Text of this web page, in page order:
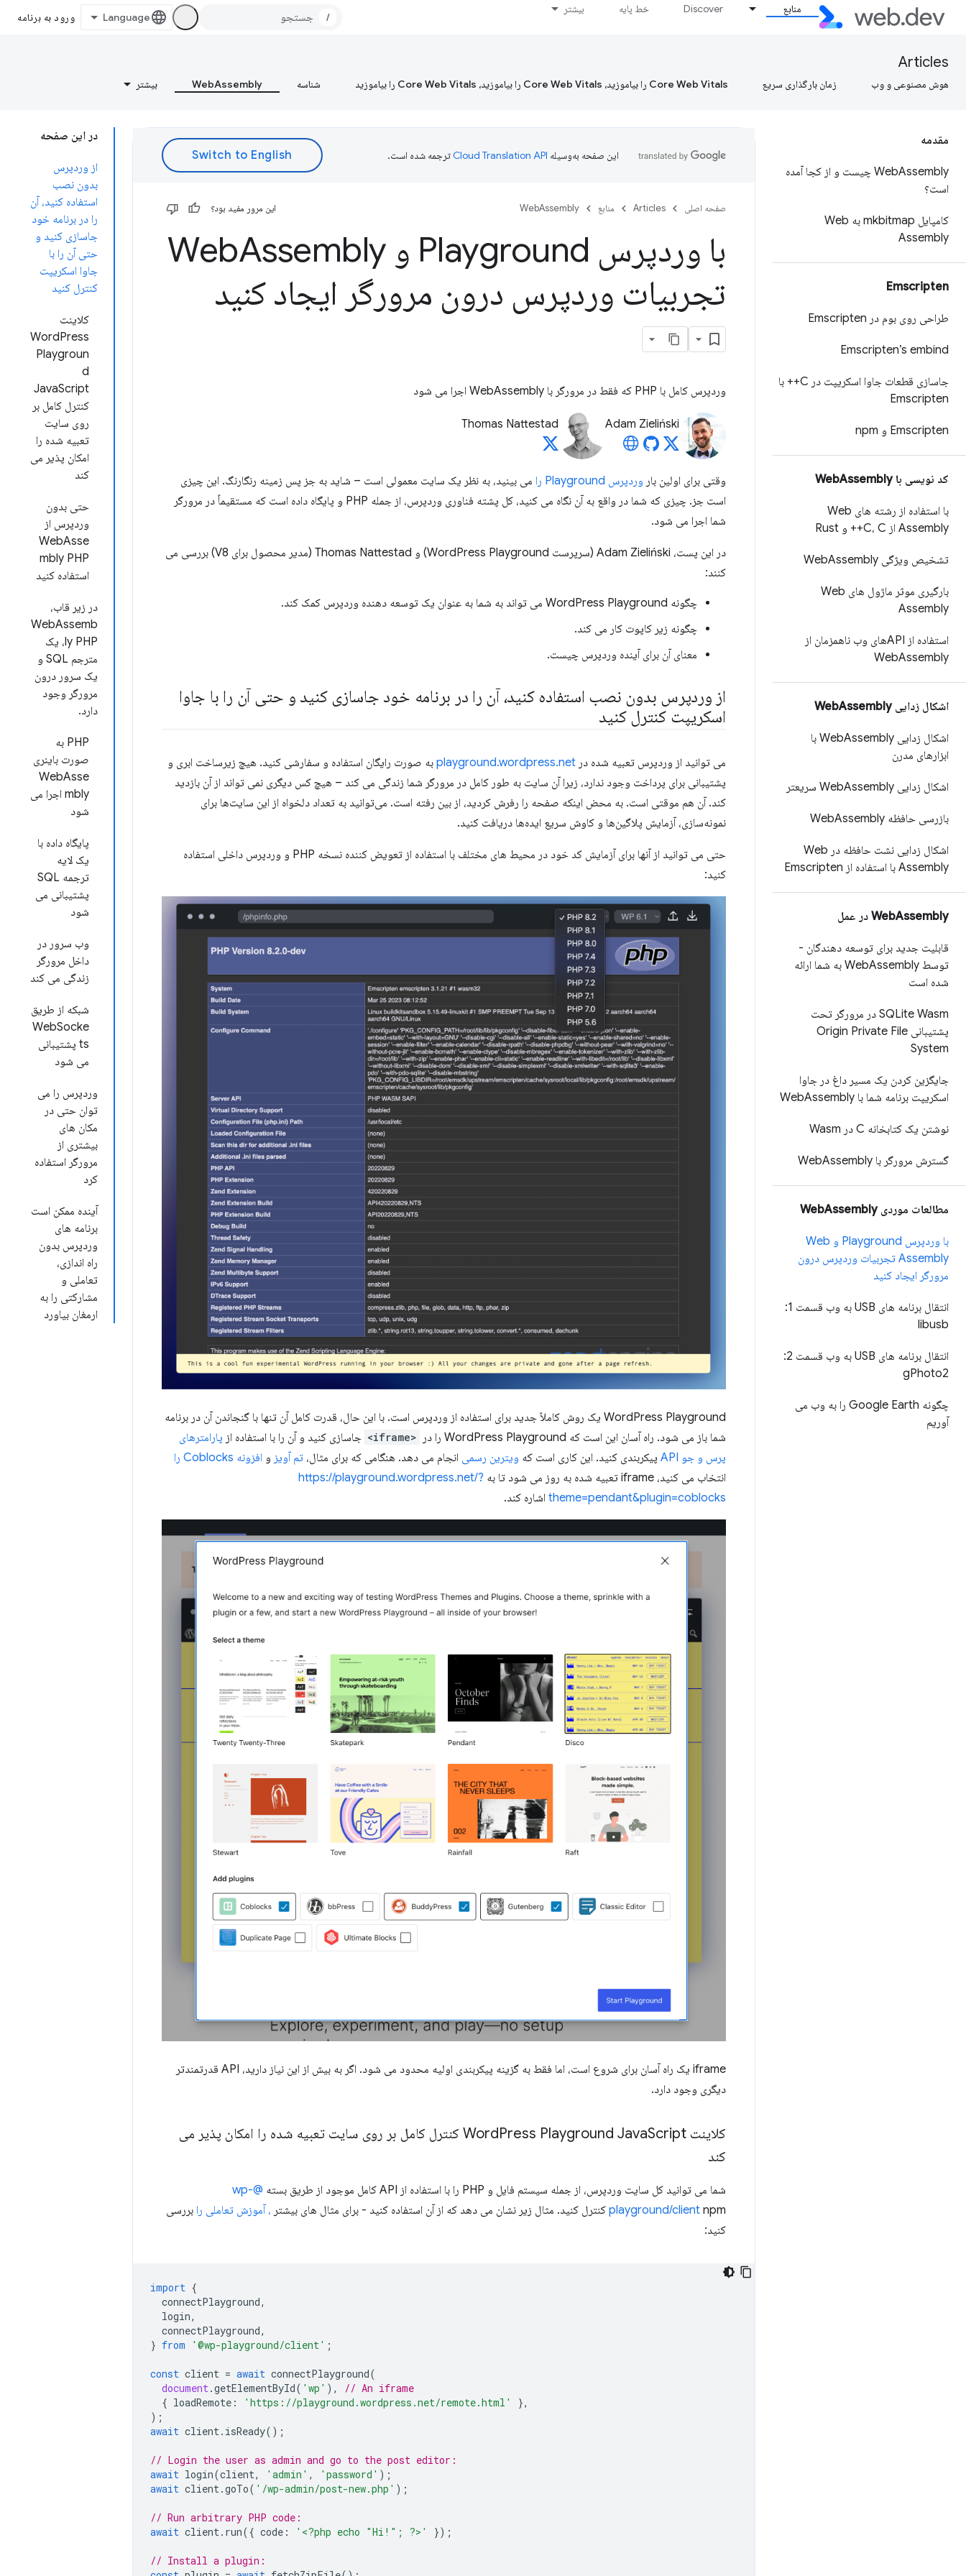
منابع Discover خط پایه بیشتر
/ ورود به برنامه
Articles
هوش مصنوعی و وب زمان بارگذاری سریع Core Web Vitals را بیاموزید، Core Web Vitals را بیاموزید، Core Web Vitals را بیاموزید شناسه WebAssembly بیشتر
مقدمه
Web Assembly چیست و از کجا آمده
است؟
کامپایل mkbitmap به Web
Assembly
Emscripten
طراحی روی بوم در Emscripten
Emscripten’s embind
جاسازی قطعات جاوا اسکریپت در C++ با
Emscripten
Emscripten و npm
کد نویسی با WebAssembly
با استفاده از رشته های Web
Assembly از C، C++ و Rust
تشخیص ویژگی Web Assembly
بارگیری موثر ماژول های Web
Assembly
استفاده از APIهای وب ناهمزمان از
WebAssembly
اشکال زدایی WebAssembly
اشکال زدایی Web
Assembly با
ابزارهای مدرن
اشکال زدایی Web Assembly سریعتر
بازرسی حافظه Web Assembly
اشکال زدایی نشت حافظه در Web
Assembly با استفاده از Emscripten
WebAssembly در عمل
قابلیت جدید برای توسعه دهندگان -
توسط Web
Assembly به شما ارائه
شده است
SQLite Wasm در مرورگر تحت
پشتیبانی Origin Private File
System
جایگزین کردن یک مسیر داغ در جاوا
اسکریپت برنامه شما با Web Assembly
نوشتن یک کتابخانه C در Wasm
گسترش مرورگر با Web Assembly
مطالعات موردی WebAssembly
با وردپرس Playground و Web
Assembly تجربیات وردپرس درون
مرورگر ایجاد کنید
انتقال برنامه های USB به وب قسمت 1:
libusb
انتقال برنامه های USB به وب قسمت 2:
gPhoto2
چگونه Google Earth را به وب می
آوریم
در این صفحه
از وردپرس
بدون نصب
استفاده کنید، آن
را در برنامه خود
جاسازی کنید و
حتی آن را با
جاوا اسکریپت
کنترل کنید
کلاینت
WordPress
Playgroun
d
JavaScript
کنترل کامل بر
روی سایت
تعبیه شده را
امکان پذیر می
کند
حتی بدون
وردپرس از
WebAsse
mbly PHP
استفاده کنید
در زیر قاب،
WebAssemb
ly PHP، یک
مترجم SQL و
یک سرور درون
مرورگر وجود
دارد.
PHP به
صورت باینری
WebAsse
mbly اجرا می
شود
پایگاه داده با
یک لایه
ترجمه SQL
پشتیبانی می
شود
وب سرور در
داخل مرورگر
زندگی می کند
شبکه از طریق
WebSocke
ts پشتیبانی
می شود
وردپرس را می
توان حتی در
مکان های
بیشتری از
مرورگر استفاده
کرد
آینده ممکن است
برنامه های
وردپرس بدون
راه اندازی،
تعاملی و
مشارکتی را به
ارمغان بیاورد
این صفحه به‌وسیله ترجمه شده است.
صفحه اصلی Articles منابع WebAssembly این مرور مفید بود؟
با وردپرس Playground و Web
Assembly
تجربیات وردپرس درون مرورگر ایجاد کنید
وردپرس کامل با PHP که فقط در مرورگر با WebAssembly اجرا می شود
Adam Zieliński
Thomas Nattestad
وقتی برای اولین بار وردپرس Playground را
می بینید، به نظر یک سایت معمولی است – شاید به جز پس زمینه رنگارنگ. این چیزی
است جز. چیزی که شما در واقع به آن نگاه می کنید، کل پشته فناوری وردپرس، از جمله PHP و پایگاه داده است که مستقیماً در مرورگر
شما اجرا می شود.
در این پست، Adam Zieliński (سرپرست WordPress Playground) و Thomas Nattestad (مدیر محصول برای V8) بررسی می
کنند:
چگونه WordPress Playground می تواند به شما به عنوان یک توسعه دهنده وردپرس کمک کند.
چگونه زیر کاپوت کار می کند.
معنای آن برای آینده وردپرس چیست.
از وردپرس بدون نصب استفاده کنید، آن را در برنامه خود جاسازی کنید و حتی آن را با جاوا
اسکریپت کنترل کنید
می توانید از وردپرس تعبیه شده در playground.wordpress.net به صورت رایگان استفاده و سفارشی کنید. هیچ زیرساخت ابری و
پشتیبانی برای پرداخت وجود ندارد، زیرا آن سایت به طور کامل در مرورگر شما زندگی می کند – هیچ کس دیگری نمی تواند از آن بازدید
کند. آن هم موقتی است. به محض اینکه صفحه را رفرش کردید، از بین رفته است. می‌توانید به تعداد دلخواه از این سایت‌ها برای
نمونه‌سازی، آزمایش پلاگین‌ها و کاوش سریع ایده‌ها دریافت کنید.
حتی می توانید از آنها برای آزمایش کد خود در محیط های مختلف با استفاده از تعویض کننده نسخه PHP و وردپرس داخلی استفاده
کنید:
WordPress Playground یک روش کاملاً جدید برای استفاده از وردپرس است. با این حال، قدرت کامل آن تنها با گنجاندن آن در برنامه
شما باز می شود. راه آسان این است که WordPress Playground را در
<iframe> جاسازی کنید و آن را با استفاده از پارامترهای
پرس و جو API
پیکربندی کنید. این کاری است که ویترین رسمی انجام می دهد. هنگامی که برای مثال، تم آویز و افزونه Coblocks را
انتخاب می کنید، iframe تعبیه شده به روز می شود تا به
https://playground.wordpress.net/?
theme=pendant&plugin=coblocks اشاره کند.
iframe یک راه آسان برای شروع است، اما فقط به گزینه پیکربندی اولیه محدود می شود. اگر به بیش از این نیاز دارید، API قدرتمندتر
دیگری وجود دارد.
کلاینت Word Press Playground Java
Script کنترل کامل بر روی سایت تعبیه شده را امکان پذیر می
کند
شما می توانید کل سایت وردپرس، از جمله سیستم فایل و PHP را با استفاده از API کامل موجود از طریق بسته
@wp-
playground/client npm کنترل کنید. مثال زیر نشان می دهد که از آن استفاده کنید - برای مثال های بیشتر ، آموزش تعاملی را بررسی
کنید:
import {
connectPlayground,
login,
connectPlayground,
} from '@wp-playground/client' ;
const client = await connectPlayground(
document.getElementById( 'wp' ),
// An iframe
{ loadRemote : 'https://playground.wordpress.net/remote.html'
},
);
await client. isReady();
// Login the user as admin and go to the post editor:
await login(client, 'admin' , 'password' );
await client.goTo( '/wp-admin/post-new.php' );
// Run arbitrary PHP code:
await client. run({ code : '<?php echo "Hi!"; ?>' });
// Install a plugin: